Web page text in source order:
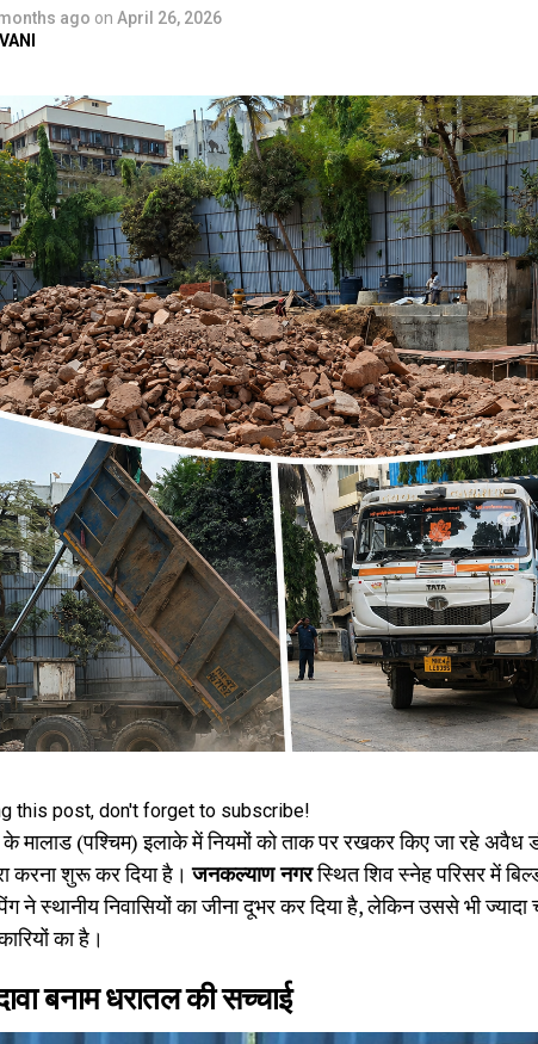
ago on April 26, 2026
this post, don't forget to subscribe!
के मालाड (पश्चिम) इलाके में नियमों को ताक पर रखकर किए जा रहे
करना शुरू कर दिया है।जनकल्याण नगरस्थित शिव स्नेह परिसर में
स्थानीय निवासियों का जीना दूभर कर दिया है, लेकिन उससे भी ज्यादा
का है।
बनाम धरातल की सच्चाई